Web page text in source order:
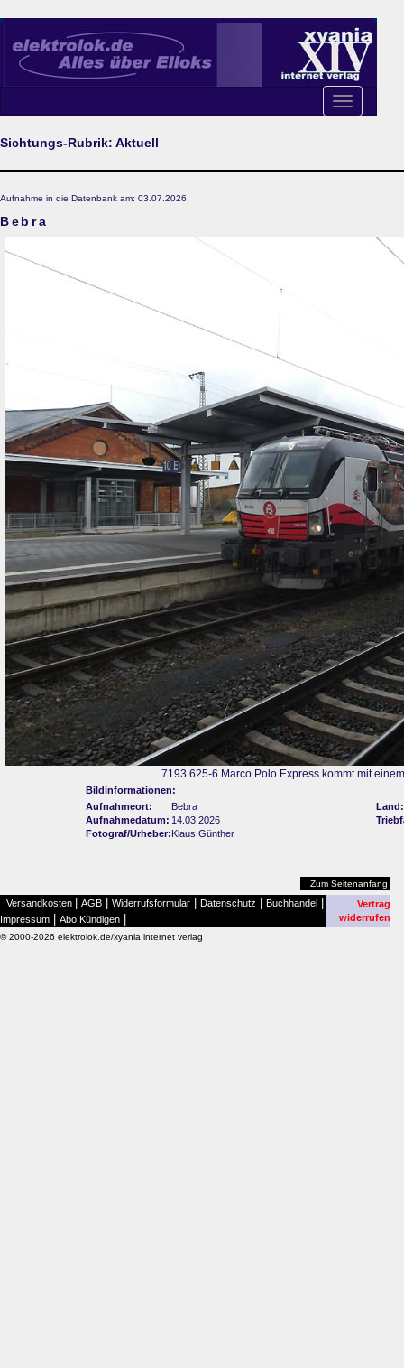
Toggle
navigation
Sichtungs-Rubrik: Aktuell
Aufnahme in die Datenbank am: 03.07.2026
Bebra
7193 625-6 Marco Polo Express kommt mit
Bildinformationen:
Aufnahmeort:
Bebra
Land:
Aufnahmedatum: 14.03.2026
Fotograf/Urheber:Klaus Günther
Zum Seitenanfang
Versandkosten AGB Widerrufsformular Datenschutz Buchhandel
Impressum Abo Kündigen
Vertrag
widerrufen
© 2000-2026 elektrolok.de/xyania internet verlag